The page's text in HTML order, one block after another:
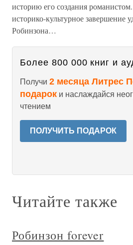
историю его создания
историко-культурное завершение
Робинзона…
Более 800 000 книг и
Получи 2 месяца Литрес
подарок и наслаждайся
чтением
ПОЛУЧИТЬ ПОДАРОК
Читайте также
Робинзон forever